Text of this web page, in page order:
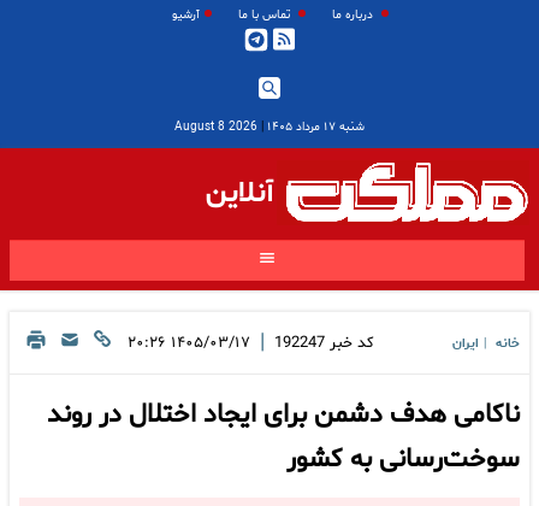
درباره ما تماس با ما آرشیو
شنبه ۱۷ مرداد ۱۴۰۵ |
2026 August 8
آنلاین
خانه ایران کد خبر 192247
| ۱۴۰۵/۰۳/۱۷ ۲۰:۲۶
ناکامی هدف دشمن برای ایجاد اختلال در روند
سوخت‌رسانی به کشور